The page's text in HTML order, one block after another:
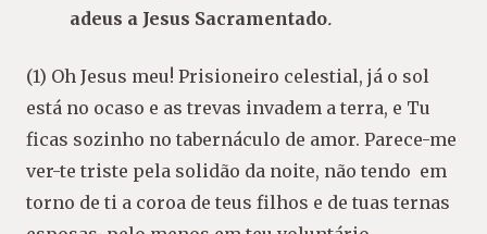
adeus a Jesus Sacramentado.
(1) Oh Jesus meu! Prisioneiro celestial, já o sol
está no ocaso e as trevas invadem a terra, e Tu
ficas sozinho no tabernáculo de amor. Parece-me
ver-te triste pela solidão da noite, não tendo em
torno de ti a coroa de teus filhos e de tuas ternas